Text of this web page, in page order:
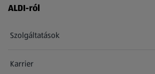
Láblécmenü - további linkek
ALDI-ról
Szolgáltatások
Karrier
(új oldalon nyílik meg)